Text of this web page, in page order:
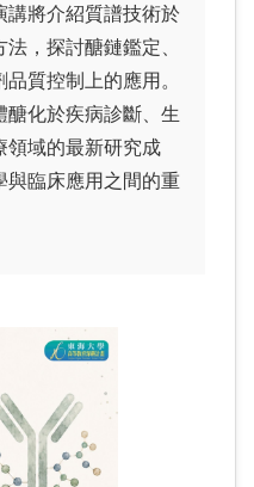
講將介紹質譜技術於
，探討醣鏈鑑定、
質控制上的應用。
醣化於疾病診斷、生
領域的最新研究成
與臨床應用之間的重